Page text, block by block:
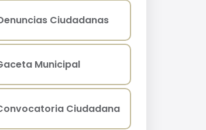
Ciudadanas
Municipal
Ciudadana